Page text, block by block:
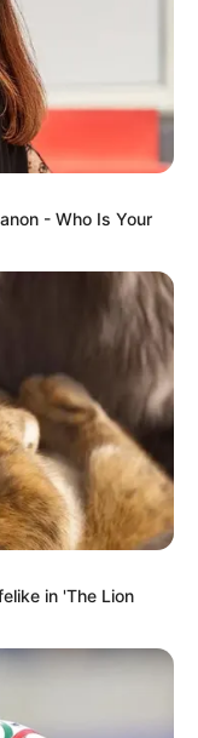
- Who Is Your
in 'The Lion